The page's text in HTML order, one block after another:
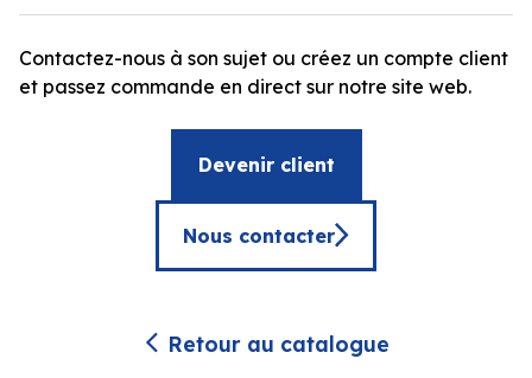
Contactez-nous à son sujet ou créez un compte client
et passez commande en direct sur notre site web.
Devenir client
Nous contacter
Retour au catalogue